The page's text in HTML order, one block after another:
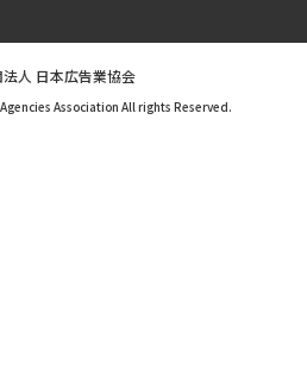
人 日本広告業協会
Association All rights Reserved.